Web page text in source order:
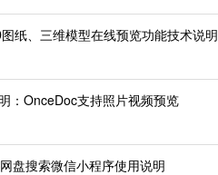
纸、三维模型在线预览功能技术说明
：OnceDoc支持照片视频预览
盘搜索微信小程序使用说明